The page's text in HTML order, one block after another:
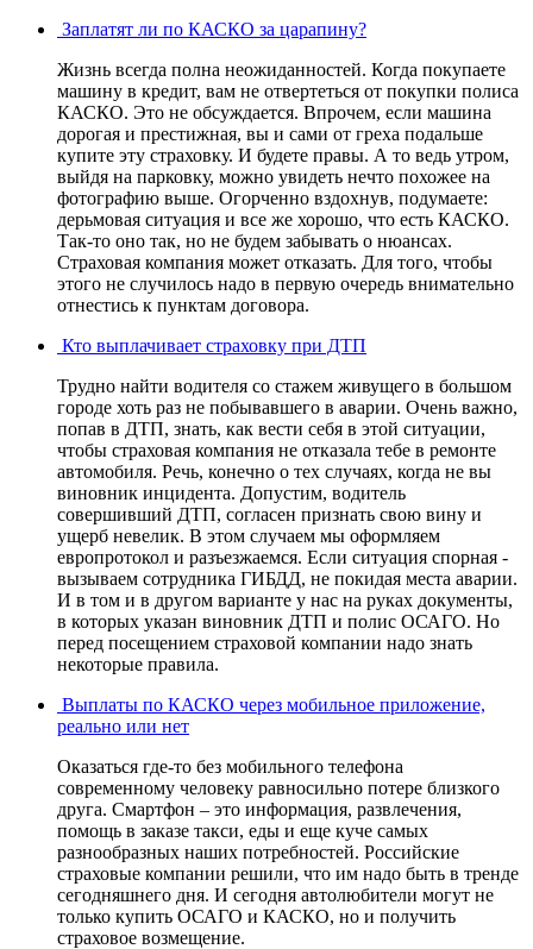
Заплатят ли по КАСКО за царапину?
Жизнь всегда полна неожиданностей. Когда покупаете
машину в кредит, вам не отвертеться от покупки полиса
КАСКО. Это не обсуждается. Впрочем, если машина
дорогая и престижная, вы и сами от греха подальше
купите эту страховку. И будете правы. А то ведь утром,
выйдя на парковку, можно увидеть нечто похожее на
фотографию выше. Огорченно вздохнув, подумаете:
дерьмовая ситуация и все же хорошо, что есть КАСКО.
Так-то оно так, но не будем забывать о нюансах.
Страховая компания может отказать. Для того, чтобы
этого не случилось надо в первую очередь внимательно
отнестись к пунктам договора.
Кто выплачивает страховку при ДТП
Трудно найти водителя со стажем живущего в большом
городе хоть раз не побывавшего в аварии. Очень важно,
попав в ДТП, знать, как вести себя в этой ситуации,
чтобы страховая компания не отказала тебе в ремонте
автомобиля. Речь, конечно о тех случаях, когда не вы
виновник инцидента. Допустим, водитель
совершивший ДТП, согласен признать свою вину и
ущерб невелик. В этом случаем мы оформляем
европротокол и разъезжаемся. Если ситуация спорная -
вызываем сотрудника ГИБДД, не покидая места аварии.
И в том и в другом варианте у нас на руках документы,
в которых указан виновник ДТП и полис ОСАГО. Но
перед посещением страховой компании надо знать
некоторые правила.
Выплаты по КАСКО через мобильное приложение,
реально или нет
Оказаться где-то без мобильного телефона
современному человеку равносильно потере близкого
друга. Смартфон – это информация, развлечения,
помощь в заказе такси, еды и еще куче самых
разнообразных наших потребностей. Российские
страховые компании решили, что им надо быть в тренде
сегодняшнего дня. И сегодня автолюбители могут не
только купить ОСАГО и КАСКО, но и получить
страховое возмещение.